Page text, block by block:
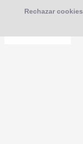
Rechazar cookies